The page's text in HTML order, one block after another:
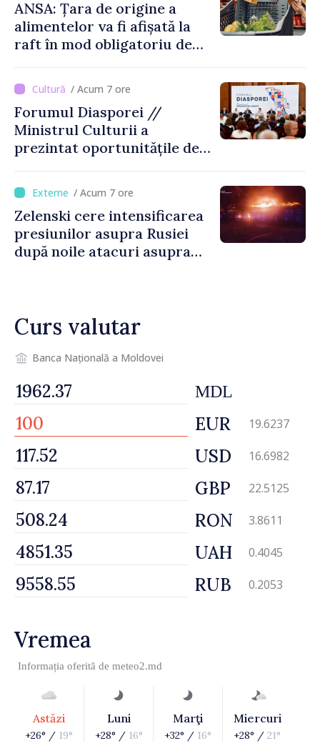
ANSA: Țara de origine a
alimentelor va fi afișată la
raft în mod obligatoriu de
riscă amenzi de zeci de mii
de lei de lei/ Acum 7 ore
Forumul Diasporei //
Ministrul Culturii a
prezintat oportunitățile de
culturale și mobilitatea
artiștilor/ Acum 7 ore
Zelenski cere intensificarea
presiunilor asupra Rusiei
după noile atacuri asupra
Curs valutar
Banca Națională a Moldovei
MDL
EUR 19.6237
USD 16.6982
GBP 22.5125
RON 3.8611
UAH 0.4045
RUB 0.2053
Vremea
Informația oferită de meteo2.md
Astăzi
+26° / 19°
Luni
+28° / 16°
Marţi
+32° / 16°
Miercuri
+28° / 21°